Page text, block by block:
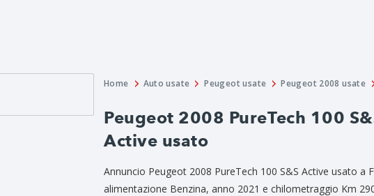
Home Auto usate Peugeot usate Peugeot 2008 usate
Peugeot 2008 PureTech 100
Active usato
Annuncio Peugeot 2008 PureTech 100 S&S Active usato a
alimentazione Benzina, anno 2021 e chilometraggio Km